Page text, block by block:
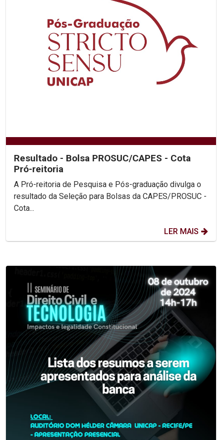
Resultado - Bolsa PROSUC/CAPES - Cota
Pró-reitoria
A Pró-reitoria de Pesquisa e Pós-graduação divulga o
resultado da Seleção para Bolsas da CAPES/PROSUC -
Cota...
LER MAIS